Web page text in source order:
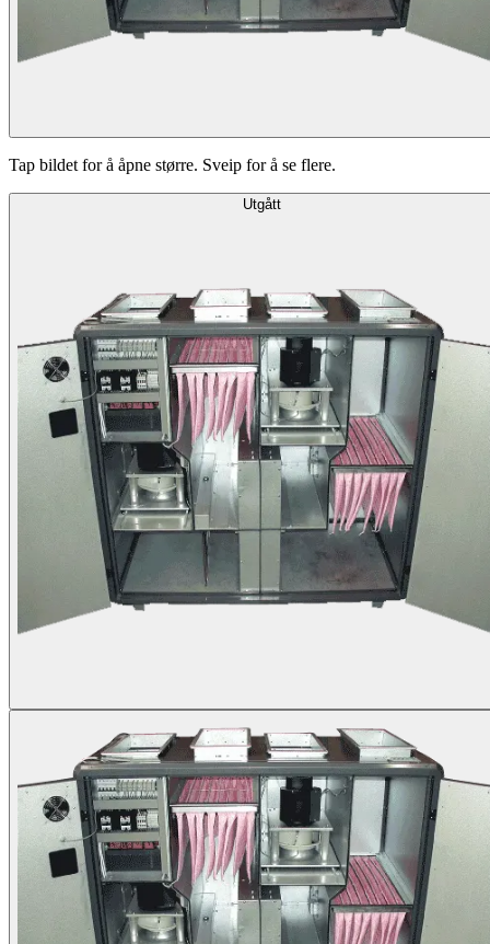
Tap bildet for å åpne større. Sveip for å se flere.
Utgått